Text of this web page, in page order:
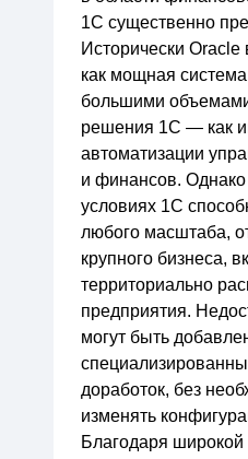
1С существенно
Исторически
как мощная
большими
решения 1С — как
автоматизации
и финансов.
условиях 1С
любого масштаба,
крупного бизнеса,
территориально
предприятия.
могут быть
доработок, без
изменять
Благодаря широкой